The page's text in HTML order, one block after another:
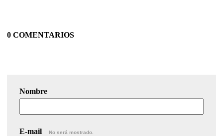
0 COMENTARIOS
Nombre
E-mail No será mostrado.